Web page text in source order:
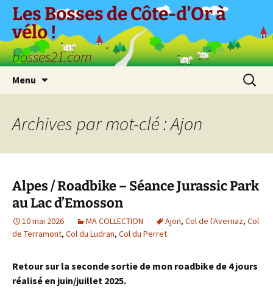
Aller
contenu
Les Bosses de Côte-d'Or à
vélo !
bosses21.com
Menu
Archives par mot-clé : Ajon
Alpes / Roadbike – Séance Jurassic Park
au Lac d’Emosson
10 mai 2026 MA COLLECTION Ajon, Col de l'Avernaz, Col
de Terramont, Col du Ludran, Col du Perret
Retour sur la seconde sortie de mon roadbike de 4 jours
réalisé en juin/juillet 2025.